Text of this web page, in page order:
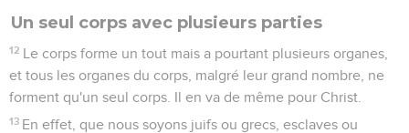
Un seul corps avec plusieurs parties
12 Le corps forme un tout mais a pourtant plusieurs organes,
et tous les organes du corps, malgré leur grand nombre, ne
forment qu'un seul corps. Il en va de même pour Christ.
13 En effet, que nous soyons juifs ou grecs, esclaves ou